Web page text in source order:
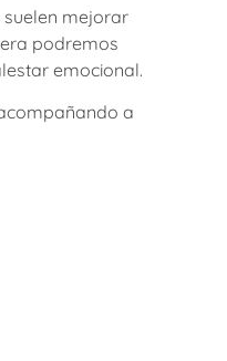
mejorar
podremos
emocional.
a